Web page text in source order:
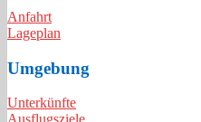
Anfahrt
Lageplan
Umgebung
Unterkünfte